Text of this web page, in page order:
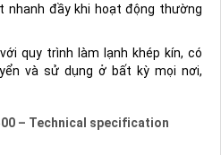
nhanh đầy khi hoạt động thường
quy trình làm lạnh khép kín, có
và sử dụng ở bất kỳ mọi nơi,
– Technical specification